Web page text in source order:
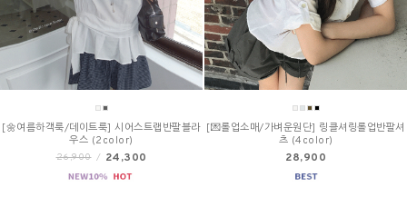
[🌼여름하객룩/데이트룩] 시어스트랩반팔블라
우스 (2color)
26,900 / 24,300
[💌롤업소매/가벼운원단] 링클셔링롤업반팔셔
츠 (4color)
28,900